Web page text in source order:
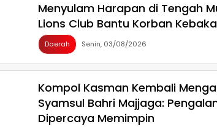
Menyulam Harapan di Tengah
Lions Club Bantu Korban
Daerah Senin, 03/08/2026
Kompol Kasman Kembali
Syamsul Bahri Majjaga:
Dipercaya Memimpin